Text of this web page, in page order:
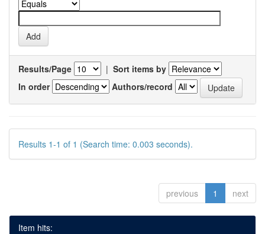
Results/Page | Sort items by
In order
Authors/record
Results 1-1 of 1 (Search time: 0.003 seconds).
previous 1 next
Item hits: